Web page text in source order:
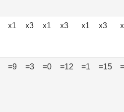
x1 x3 x1 x3 x1 x3
=9 =3 =0 =12 =1 =15